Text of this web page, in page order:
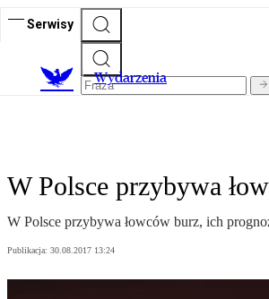
Serwisy
Wydarzenia
W Polsce przybywa
W Polsce przybywa łowców burz, ich
Publikacja: 30.08.2017 13:24